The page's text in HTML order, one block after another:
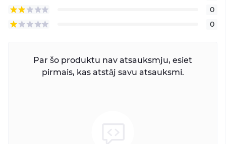
0
0
Par šo produktu nav atsauksmju, esiet
pirmais, kas atstāj savu atsauksmi.